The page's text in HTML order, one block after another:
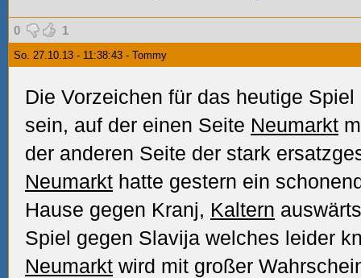
0 1
So. 27.10.13 - 11:38:43 - Tommy
Die Vorzeichen für das heutige
sein, auf der einen Seite Neumarkt
der anderen Seite der stark
Neumarkt hatte gestern ein
Hause gegen Kranj, Kaltern
Spiel gegen Slavija welches leider
Neumarkt wird mit großer